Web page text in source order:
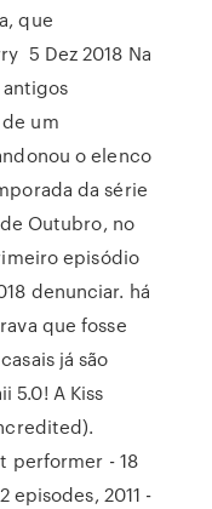
que
5 Dez 2018 Na
um
o elenco
da série
Outubro, no
episódio
denunciar. há
que fosse
já são
5.0! A Kiss
performer - 18
episodes, 2011 -